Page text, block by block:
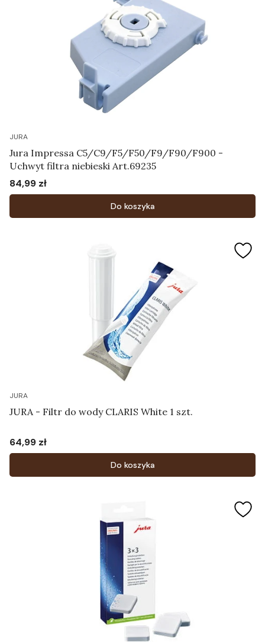
JURA
Jura Impressa C5/C9/F5/F50/F9/F90/F900 -
Uchwyt filtra niebieski Art.69235
Cena
84,99 zł
Do koszyka
JURA
JURA - Filtr do wody CLARIS White 1 szt.
Cena
64,99 zł
Do koszyka